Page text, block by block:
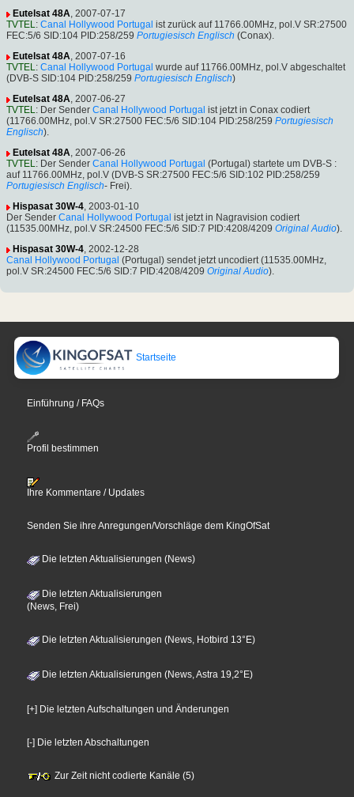
Eutelsat 48A, 2007-07-17
TVTEL: Canal Hollywood Portugal ist zurück auf 11766.00MHz, pol.V SR:27500
FEC:5/6 SID:104 PID:258/259 Portugiesisch Englisch (Conax).
Eutelsat 48A, 2007-07-16
TVTEL: Canal Hollywood Portugal wurde auf 11766.00MHz, pol.V abgeschaltet
(DVB-S SID:104 PID:258/259 Portugiesisch Englisch)
Eutelsat 48A, 2007-06-27
TVTEL: Der Sender Canal Hollywood Portugal ist jetzt in Conax codiert
(11766.00MHz, pol.V SR:27500 FEC:5/6 SID:104 PID:258/259 Portugiesisch
Englisch).
Eutelsat 48A, 2007-06-26
TVTEL: Der Sender Canal Hollywood Portugal (Portugal) startete um DVB-S :
auf 11766.00MHz, pol.V (DVB-S SR:27500 FEC:5/6 SID:102 PID:258/259
Portugiesisch Englisch- Frei).
Hispasat 30W-4, 2003-01-10
Der Sender Canal Hollywood Portugal ist jetzt in Nagravision codiert
(11535.00MHz, pol.V SR:24500 FEC:5/6 SID:7 PID:4208/4209 Original Audio).
Hispasat 30W-4, 2002-12-28
Canal Hollywood Portugal (Portugal) sendet jetzt uncodiert (11535.00MHz,
pol.V SR:24500 FEC:5/6 SID:7 PID:4208/4209 Original Audio).
Startseite
Einführung / FAQs
Profil bestimmen
Ihre Kommentare / Updates
Senden Sie ihre Anregungen/Vorschläge dem KingOfSat
Die letzten Aktualisierungen (News)
Die letzten Aktualisierungen
(News, Frei)
Die letzten Aktualisierungen (News, Hotbird 13°E)
Die letzten Aktualisierungen (News, Astra 19,2°E)
[+] Die letzten Aufschaltungen und Änderungen
[-] Die letzten Abschaltungen
Zur Zeit nicht codierte Kanäle (5)